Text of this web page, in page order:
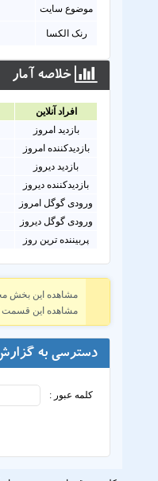
موضوع سایت
رنک الکسا
خلاصه آمار
افراد آنلاين
بازدید امروز
بازدیدکننده امروز
بازدید دیروز
بازدیدکننده دیروز
ورودی گوگل امروز
ورودی گوگل دیروز
پربیننده ترین روز
مشاهده این بخش
مشاهده این قسمت
دسترسی به
کلمه عبور :